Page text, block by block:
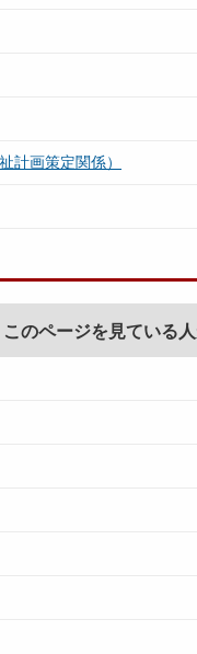
計画策定関係）
このページを見ている